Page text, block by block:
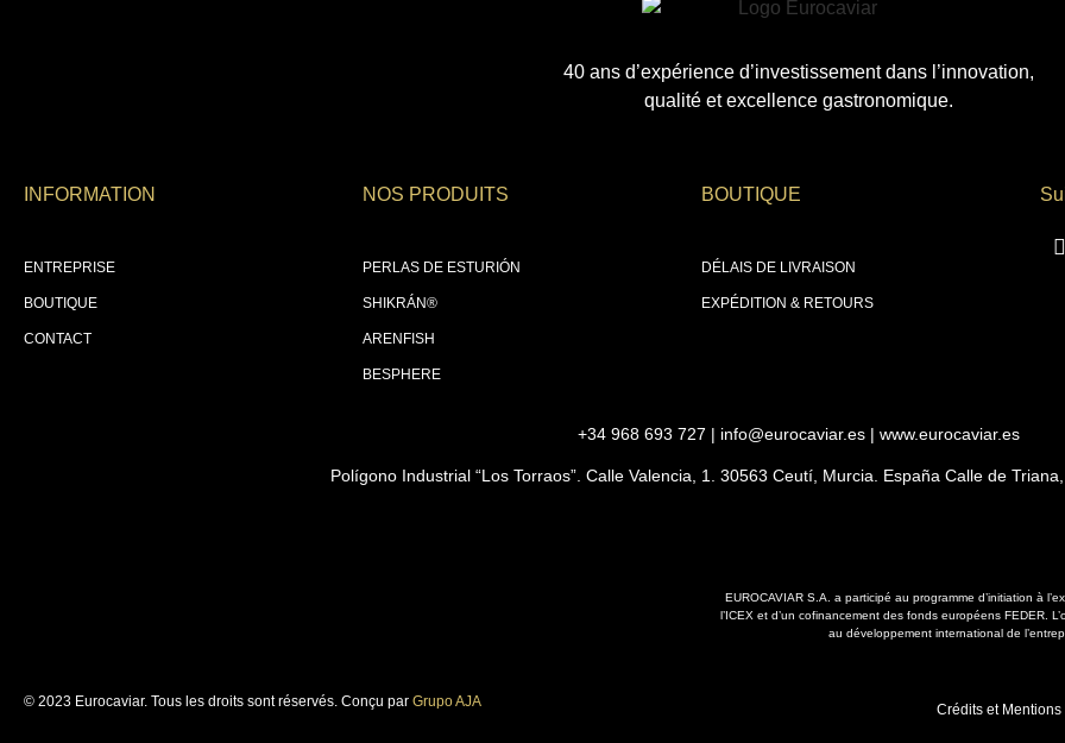
40 ans d’expérience d’investissement dans l’innovation,
qualité et excellence gastronomique.
INFORMATION
ENTREPRISE
BOUTIQUE
CONTACT
NOS PRODUITS
PERLAS DE ESTURIÓN
SHIKRÁN®
ARENFISH
BESPHERE
BOUTIQUE
DÉLAIS DE LIVRAISON
EXPÉDITION & RETOURS
+34 968 693 727 | info@eurocaviar.es | www.eurocaviar.es
Polígono Industrial “Los Torraos”. Calle Valencia, 1. 30563 Ceutí, Murcia. España Calle de
EUROCAVIAR S.A. a participé au programme d’initiation à
l’ICEX et d’un cofinancement des fonds européens FEDER.
au développement international de
© 2023 Eurocaviar. Tous les droits sont réservés. Conçu par Grupo AJA
Crédits et